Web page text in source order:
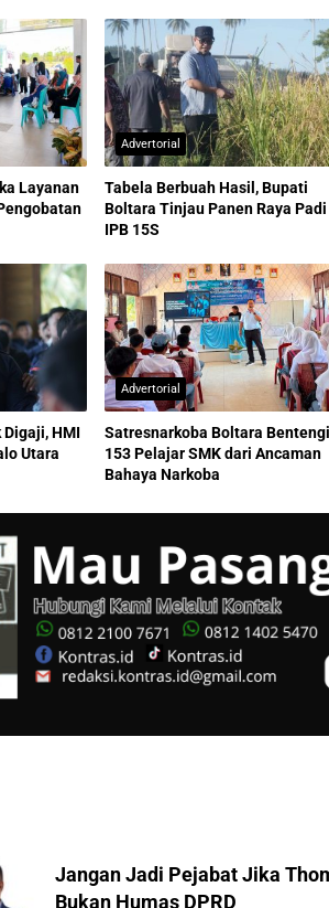
Layanan
Advertorial
Tabela Berbuah Hasil, Bupati
Boltara Tinjau Panen Raya Padi
IPB 15S
Digaji, HMI
Utara
Advertorial
Satresnarkoba Boltara Bentengi
153 Pelajar SMK dari Ancaman
Bahaya Narkoba
Jangan Jadi Pejabat Jika
Bukan Humas DPRD